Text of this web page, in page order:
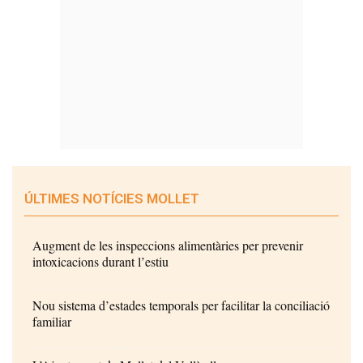
ÚLTIMES NOTÍCIES MOLLET
Augment de les inspeccions alimentàries per prevenir
intoxicacions durant l’estiu
Nou sistema d’estades temporals per facilitar la conciliació
familiar